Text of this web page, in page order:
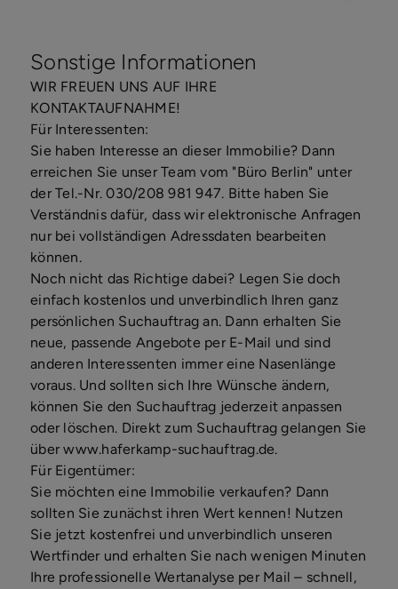
Sonstige Informationen
WIR FREUEN UNS AUF IHRE
KONTAKTAUFNAHME!
Für Interessenten:
Sie haben Interesse an dieser Immobilie? Dann
erreichen Sie unser Team vom "Büro Berlin" unter
der Tel.-Nr. 030/208 981 947. Bitte haben Sie
Verständnis dafür, dass wir elektronische Anfragen
nur bei vollständigen Adressdaten bearbeiten
können.
Noch nicht das Richtige dabei? Legen Sie doch
einfach kostenlos und unverbindlich Ihren ganz
persönlichen Suchauftrag an. Dann erhalten Sie
neue, passende Angebote per E-Mail und sind
anderen Interessenten immer eine Nasenlänge
voraus. Und sollten sich Ihre Wünsche ändern,
können Sie den Suchauftrag jederzeit anpassen
oder löschen. Direkt zum Suchauftrag gelangen Sie
über www.haferkamp-suchauftrag.de.
Für Eigentümer:
Sie möchten eine Immobilie verkaufen? Dann
sollten Sie zunächst ihren Wert kennen! Nutzen
Sie jetzt kostenfrei und unverbindlich unseren
Wertfinder und erhalten Sie nach wenigen Minuten
Ihre professionelle Wertanalyse per Mail – schnell,